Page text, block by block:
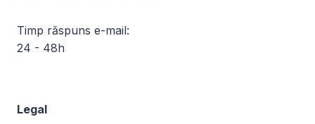
Timp răspuns e-mail:
24 - 48h
Legal